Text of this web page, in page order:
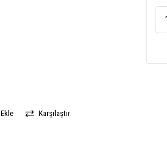
Karşılaştır